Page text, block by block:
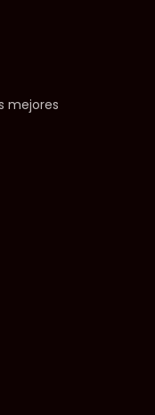
mejores